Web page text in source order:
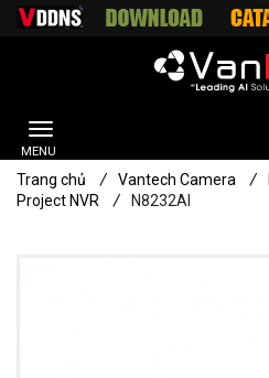
Trang chủ / Vantech Camera /
Project NVR
/ N8232AI